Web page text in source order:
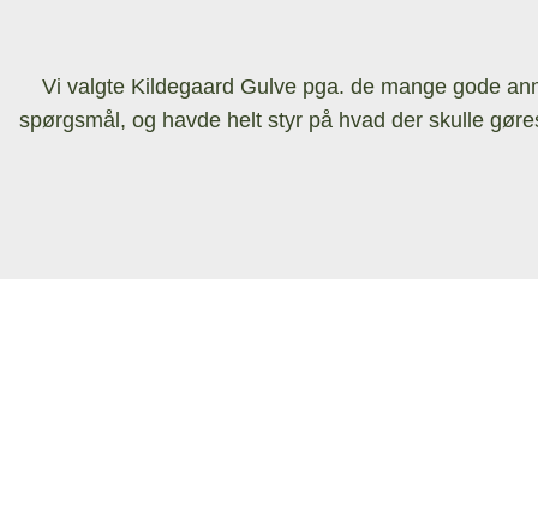
Vi valgte Kildegaard Gulve pga. de mange gode
spørgsmål, og havde helt styr på hvad der skulle